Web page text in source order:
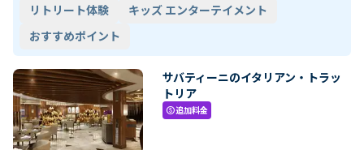
リトリート体験
キッズ エンターテイメント
おすすめポイント
サバティーニのイタリアン・トラッ
トリア
paid追加料金